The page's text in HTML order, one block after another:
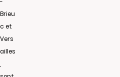
Brieu
c et
Vers
ailles